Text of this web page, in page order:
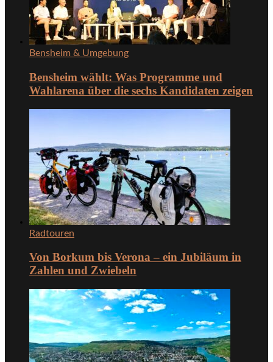
Bensheim & Umgebung
Bensheim wählt: Was Programme und
Wahlarena über die sechs Kandidaten zeigen
Radtouren
Von Borkum bis Verona – ein Jubiläum in
Zahlen und Zwiebeln